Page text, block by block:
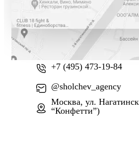
+7 (800) 777-61-74
+7 (495) 473-19-84
@sholchev_agency
Москва, ул.
“Конфетти”)